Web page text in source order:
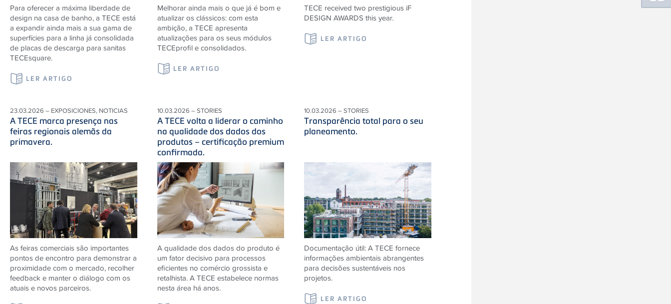
Para oferecer a máxima liberdade de
design na casa de banho, a TECE está
a expandir ainda mais a sua gama de
superfícies para a linha já consolidada
de placas de descarga para sanitas
TECEsquare.
LER ARTIGO
Melhorar ainda mais o que já é bom e
atualizar os clássicos: com esta
ambição, a TECE apresenta
atualizações para os seus módulos
TECEprofil e consolidados.
LER ARTIGO
TECE received two prestigious iF
DESIGN AWARDS this year.
LER ARTIGO
23.03.2026 – EXPOSICIONES, NOTICIAS
A TECE marca presença nas
feiras regionais alemãs da
primavera.
As feiras comerciais são importantes
pontos de encontro para demonstrar a
proximidade com o mercado, recolher
feedback e manter o diálogo com os
atuais e novos parceiros.
10.03.2026 – STORIES
A TECE volta a liderar o caminho
na qualidade dos dados dos
produtos – certificação premium
confirmada.
A qualidade dos dados do produto é
um fator decisivo para processos
eficientes no comércio grossista e
retalhista. A TECE estabelece normas
nesta área há anos.
10.03.2026 – STORIES
Transparência total para o seu
planeamento.
Documentação útil: A TECE fornece
informações ambientais abrangentes
para decisões sustentáveis ​​nos
projetos.
LER ARTIGO